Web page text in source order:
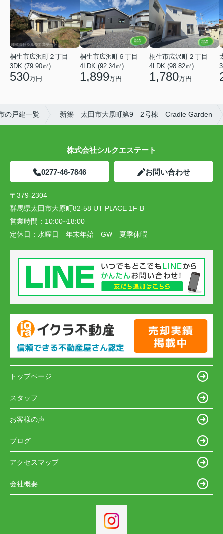
桐生市広沢町２丁目
3DK (79.90㎡)
530万円
桐生市広沢町６丁目
4LDK (92.34㎡)
1,899万円
桐生市広沢町２丁目
4LDK (98.82㎡)
1,780万円
の戸建一覧 新築 太田市大原町第9 2号棟 Cradle Garden
株式会社シルクエステート
0277-46-7846 お問い合わせ
〒379-2304
群馬県太田市大原町82-58 UT PLACE 1F-B
営業時間： 10:00~18:00
定休日： 水曜日 年末年始 GW 夏季休暇
トップページ
スタッフ
お客様の声
ブログ
アクセスマップ
会社概要